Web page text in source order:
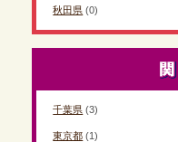
秋田県 (0)
千葉県 (3)
東京都 (1)